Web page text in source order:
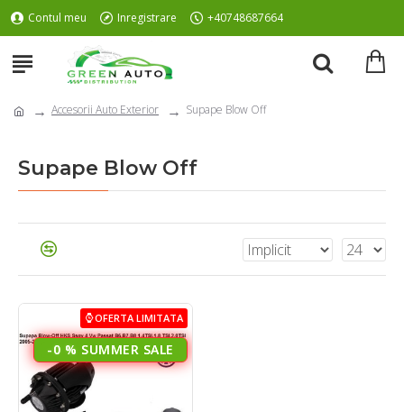
Contul meu Inregistrare +40748687664
Accesorii Auto Exterior Supape Blow Off
Supape Blow Off
OFERTA LIMITATA
-0 %